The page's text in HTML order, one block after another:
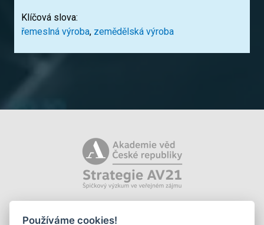
Klíčová slova:
řemeslná výroba, zemědělská výroba
Používáme cookies!